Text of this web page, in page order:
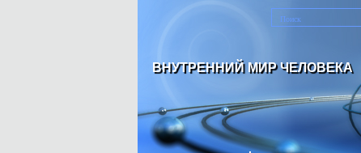
ВНУТРЕННИЙ МИР ЧЕЛОВЕКА